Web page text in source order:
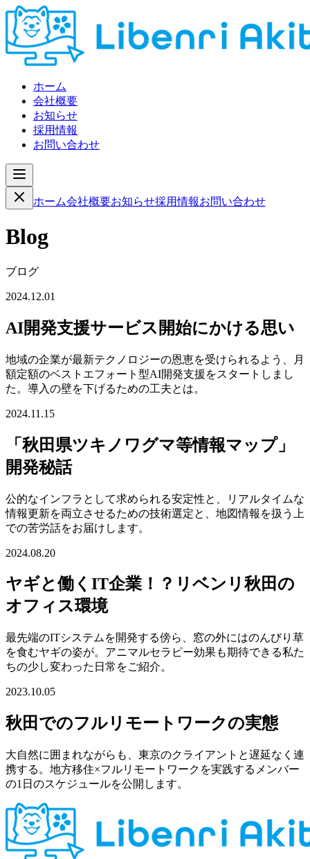
ホーム
会社概要
お知らせ
採用情報
お問い合わせ
ホーム会社概要お知らせ採用情報お問い合わせ
Blog
ブログ
2024.12.01
AI開発支援サービス開始にかける思い
地域の企業が最新テクノロジーの恩恵を受けられるよう、月
額定額のベストエフォート型AI開発支援をスタートしまし
た。導入の壁を下げるための工夫とは。
2024.11.15
「秋田県ツキノワグマ等情報マップ」
開発秘話
公的なインフラとして求められる安定性と、リアルタイムな
情報更新を両立させるための技術選定と、地図情報を扱う上
での苦労話をお届けします。
2024.08.20
ヤギと働くIT企業！？リベンリ秋田の
オフィス環境
最先端のITシステムを開発する傍ら、窓の外にはのんびり草
を食むヤギの姿が。アニマルセラピー効果も期待できる私た
ちの少し変わった日常をご紹介。
2023.10.05
秋田でのフルリモートワークの実態
大自然に囲まれながらも、東京のクライアントと遅延なく連
携する。地方移住×フルリモートワークを実践するメンバー
の1日のスケジュールを公開します。